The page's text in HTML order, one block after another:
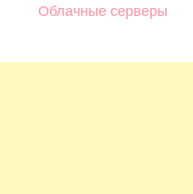
Облачные серверы